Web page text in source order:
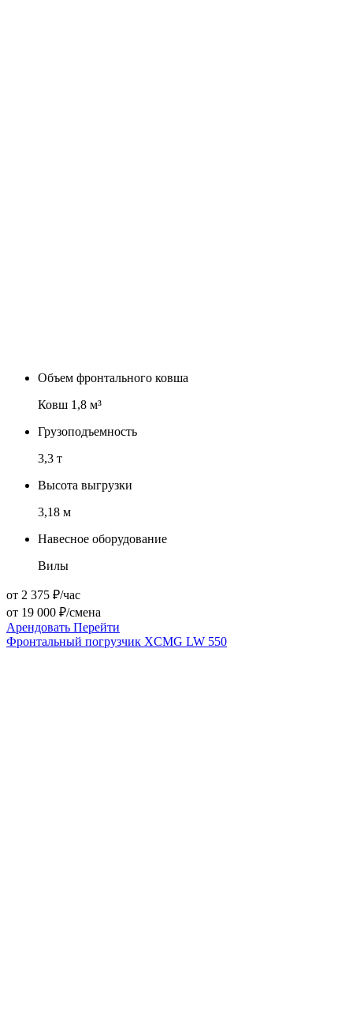
Объем фронтального ковша
Ковш 1,8 м³
Грузоподъемность
3,3 т
Высота выгрузки
3,18 м
Навесное оборудование
Вилы
от 2 375 ₽/час
от 19 000 ₽/смена
Арендовать Перейти
Фронтальный погрузчик XCMG LW 550